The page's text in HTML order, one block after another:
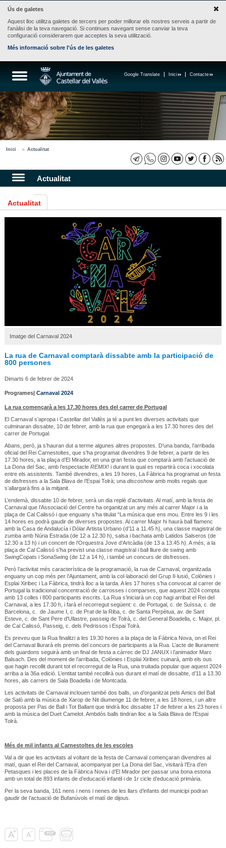
Ús de galetes
Aquest lloc utilitza galetes de tercers per poder millorar els nostres serveis a partir de
l'anàlisi de la teva navegació. Si continues navegant sense canviar la teva
configuració considerarem que acceptes la seva utilització.
Més informació sobre l'ús de les galetes
Contacte
Inici
Google Translate
Inici Actualitat
Actualitat
Actualitat
Imatge del Carnaval 2024
La rua de Carnaval comptarà dissabte amb la participació de
800 persones
Dimarts 6 de febrer de 2024
Programes| Carnaval 2024
La rua començarà a les 17.30 hores des del carrer de Portugal
El Carnaval s’apropa i Castellar del Vallès ja té a punt les diverses activitats que
culminaran dissabte, 10 de febrer, amb la rua que engegarà a les 17.30 hores des del
carrer de Portugal.
Abans, però, ja s’hauran dut a terme algunes altres propostes. D’una banda, l’arribada
oficial del Rei Carnestoltes, que s’ha programat divendres 9 de febrer, a partir de les
17.30 hores, a la plaça d’El Mirador, en una gran festa que comptarà amb l’actuació de
La Dona del Sac, amb l’espectacle REMIX!i durant la qual es repartirà coca i xocolata
entre els assistents. També divendres, a les 19 hores, La Fàbrica ha programat un festa
de disfresses a la Sala Blava de l’Espai Tolrà; una discoshowamb molts regals que
s’allargarà fins a la mitjanit.
L’endemà, dissabte 10 de febrer, serà un dia replè d’activitats. Al matí, amb la festa de
Carnaval que l’Associació del Centre ha organitzat un any més al carrer Major i a la
plaça de Cal Calissó i que enguany s’ha titulat “La música que ens mou. Entre les 9 i les
14 hores es podrà gaudir de diverses propostes. Al carrer Major hi haurà ball flamenc
amb la Casa de Andalucía i Dòlar Artista Urbano (d’11 a 11.45 h), una classe magistral de
zumba amb Núria Estrada (de 12 a 12.30 h), salsa i bachata amb Latidos Salseros (de
12.30 a 13 h) i un concert de l’Orquestra Jove d’Artcàdia (de 13 a 13.45 h). A més, a la
plaça de Cal Calissó s’ha previst una classe magistral i ball lliure de swing amb
SwingCopats i SonaSwing (de 12 a 14 h), i també un concurs de disfresses.
Però l’activitat més característica de la programació, la rua de Carnaval, organitzada
enguany un cop més per l’Ajuntament, amb la col·laboració del Grup Il·lusió, Colònies i
Esplai Xiribec i La Fàbrica, tindrà lloc a la tarda. A les 17 hores s’ha convocat al carrer de
Portugal la tradicional concentració de carrosses i comparses, que aquest 2024 compta
amb 13 colles i 800 participants inscrits. La Rua s’iniciarà un cop hagi arribat el Rei del
Carnaval, a les 17.30 h, i farà el recorregut següent: c. de Portugal, c. de Suïssa, c. de
Barcelona, c. de Jaume I, c. de Prat de la Riba, c. de Santa Perpètua, av. de Sant
Esteve, c. de Sant Pere d'Ullastre, passeig de Tolrà, c. del General Boadella, c. Major, pl.
de Cal Calissó, Passeig, c. dels Pedrissos i Espai Tolrà.
Es preveu que la Rua finalitzi a les 19.30 hores a la plaça de la Fàbrica Nova, on el Rei
del Carnaval lliurarà els premis del concurs de participants a la Rua. L’acte de lliurament
dels guardons seguirà amb un final de festa a càrrec de DJ JANUX i l’animador Marc
Balsach. Des del moment de l’arribada, Colònies i Esplai Xiribec cuinarà, amb els ous
que hagin recollit durant tot el recorregut de la Rua, una truitada popular que aquest 2024
arriba a la 36a edició. L’entitat també recollirà ous durant el matí de dissabte, d’11 a 13.30
hores, als carrers de Sala Boadella i de Montcada.
Les activitats de Carnaval inclouen també dos balls, un d’organitzat pels Amics del Ball
de Saló amb la música de Xarop de Nit diumenge 11 de febrer, a les 18 hores, i un altre
proposta per Pas de Ball i Tot Ballant que tindrà lloc dissabte 17 de febrer a les 23 hores i
amb la música del Duet Camelot. Ambdós balls tindran lloc a la Sala Blava de l’Espai
Tolrà.
Més de mil infants al Carnestoltes de les escoles
Val a dir que les activitats al voltant de la festa de Carnaval començaran divendres al
matí, quan el Rei del Carnaval, acompanyat per La Dona del Sac, visitarà l’Era d’en
Petasques i les places de la Fàbrica Nova i d’El Mirador per passar una bona estona
amb un total de 893 infants de d’educació infantil i de 1r cicle d’educació primària.
Per la seva banda, 161 nens i nens i nenes de les llars d’infants del municipi podran
gaudir de l’actuació de Bufanúvols el matí de dijous.